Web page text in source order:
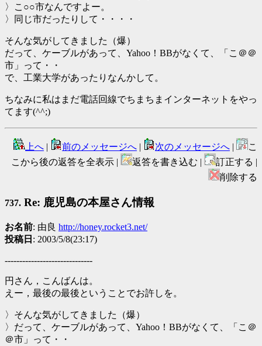
〉こ○○市なんですよー。
〉同じ市だったりして・・・・
そんな気がしてきました（爆）
だって、ケーブルがあって、Yahoo！BBがなくて、「こ＠＠
市」って・・
で、工業大学があったりなんかして。
ちなみに私はまだ電話回線でちまちまインターネットをやっ
てます(^^;)
上へ | 前のメッセージへ | 次のメッセージへ |
こ
こから後の返答を全表示 |
返答を書き込む |
訂正する |
削除する
737. Re: 鹿児島の本屋さん情報
お名前: 由良 http://honey.rocket3.net/
投稿日 : 2003/5/8(23:17)
------------------------------
円さん，こんばんは。
えー，最後の最後ということでお許しを。
〉そんな気がしてきました（爆）
〉だって、ケーブルがあって、Yahoo！BBがなくて、「こ＠
＠市」って・・